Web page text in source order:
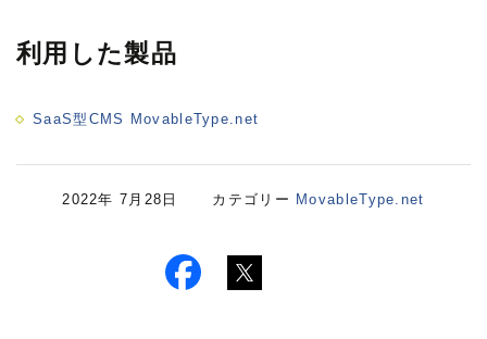
利用した製品
SaaS型CMS MovableType.net
2022年 7月28日 カテゴリー MovableType.net